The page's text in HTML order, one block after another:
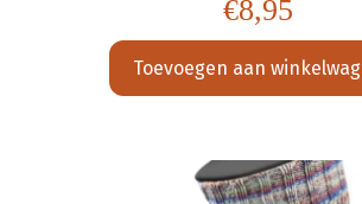
€8,95
Toevoegen aan